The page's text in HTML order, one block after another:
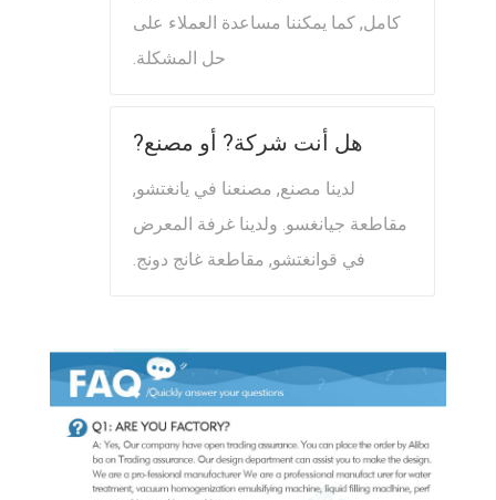
كامل, كما يمكننا مساعدة العملاء على
حل المشكلة.
هل أنت شركة? أو مصنع?
لدينا مصنع, مصنعنا في يانغتشو,
مقاطعة جيانغسو. ولدينا غرفة المعرض
في قوانغتشو, مقاطعة غانج دونج.